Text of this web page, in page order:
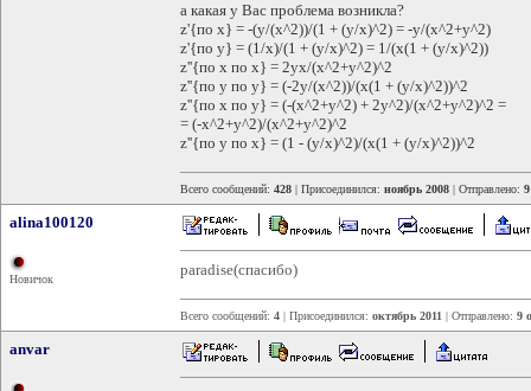
а какая у Вас проблема возникла?
z'{по x} = -(y/(x^2))/(1 + (y/x)^2) = -y/(x^2+y^2)
z'{по y} = (1/x)/(1 + (y/x)^2) = 1/(x(1 + (y/x)^2))
z''{по х по х} = 2yx/(x^2+y^2)^2
z''{по у по у} = (-2y/(x^2))/(x(1 + (y/x)^2))^2
z''{по х по у} = (-(x^2+y^2) + 2y^2)/(x^2+y^2)^2 =
= (-x^2+y^2)/(x^2+y^2)^2
z''{по у по х} = (1 - (y/x)^2)/(x(1 + (y/x)^2))^2
Всего сообщений: 428 | Присоединился: ноябрь 2008 | Отправлено:
alina100120
Новичок
paradise(спасибо)
Всего сообщений: 4 | Присоединился: октябрь 2011 | Отправлено: 9
anvar